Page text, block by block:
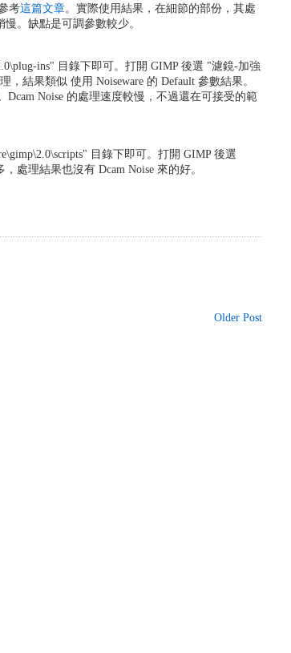
考這篇文章。實際使用結果，在細節的部份，其處
。缺點是可調參數較少。
ins" 目錄下即可。打開 GIMP 後選 "濾鏡-加強
結果類似 使用 Noiseware 的 Default 參數結果。
Noise 的處理速度較慢，不過還在可接受的範
目錄下即可。打開 GIMP 後選
處理結果也沒有 Dcam Noise 來的好。
Older Post